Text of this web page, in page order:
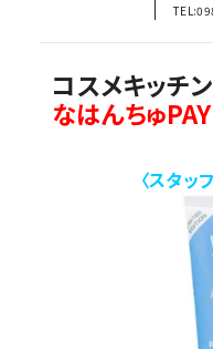
コスメキッチ
なはんちゅ
〈スタッ